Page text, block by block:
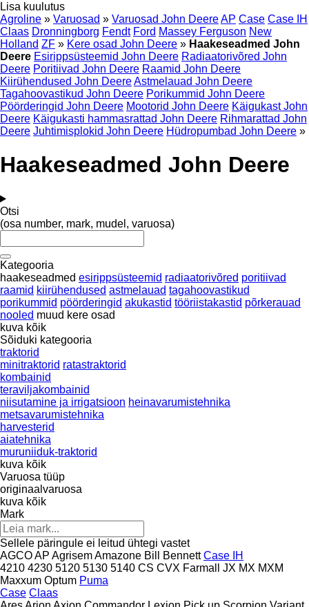
Lisa kuulutus
Agroline » Varuosad » Varuosad John DeereAP Case Case IH
Claas Dronningborg Fendt Ford Massey Ferguson New
Holland ZF » Kere osad John Deere » Haakeseadmed John
Deere Esirippsüsteemid John Deere Radiaatorivõred John
Deere Poritiivad John Deere Raamid John Deere
Kiirühendused John DeereAstmelauad John Deere
Tagahoovastikud John Deere Porikummid John Deere
Pöörderingid John Deere Mootorid John Deere Käigukast John
Deere Käigukasti hammasrattad John Deere Rihmarattad John
Deere Juhtimisplokid John Deere Hüdropumbad John Deere »
Haakeseadmed John Deere
Otsi
(osa number, mark, mudel, varuosa)
Kategooria
haakeseadmed esirippsüsteemid radiaatorivõred poritiivad
raamid kiirühendused astmelauad tagahoovastikud
porikummid pöörderingid akukastid tööriistakastid põrkerauad
nooled muud kere osad
kuva kõik
Sõiduki kategooria
traktorid
minitraktorid ratastraktorid
kombainid
teraviljakombainid
niisutamine ja irrigatsioon heinavarumistehnika
metsavarumistehnika
harvesterid
aiatehnika
muruniiduk-traktorid
kuva kõik
Varuosa tüüp
originaalvaruosa
kuva kõik
Mark
Sellele päringule ei leitud ühtegi vastet
AGCOAP AgrisemAmazone Bill Bennett Case IH
4210 4230 5120 5130 5140 CS CVX Farmall JX MX MXM
Maxxum Optum Puma
Case Claas